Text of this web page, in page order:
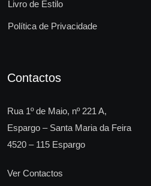
Livro de Estilo
Política de Privacidade
Contactos
Rua 1º de Maio, nº 221 A,
Espargo – Santa Maria da Feira
4520 – 115 Espargo
Ver Contactos